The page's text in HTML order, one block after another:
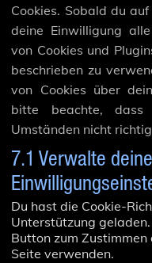
Cookies. Sobald du
deine Einwilligung
von Cookies und
beschrieben zu
von Cookies über
bitte beachte,
Umständen nicht
7.1 Verwalte deine
Du hast die Cookie-
Unterstützung
Button zum
Seite verwenden.